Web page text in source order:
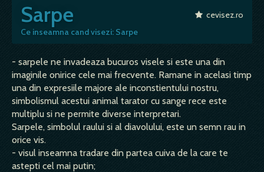
Sarpe
Ce inseamna cand visezi: Sarpe
cevisez.ro
- sarpele ne invadeaza bucuros visele si este una din
imaginile onirice cele mai frecvente. Ramane in acelasi timp
una din expresiile majore ale inconstientului nostru,
simbolismul acestui animal tarator cu sange rece este
multiplu si ne permite diverse interpretari.
Sarpele, simbolul raului si al diavolului, este un semn rau in
orice vis.
- visul inseamna tradare din partea cuiva de la care te
astepti cel mai putin;